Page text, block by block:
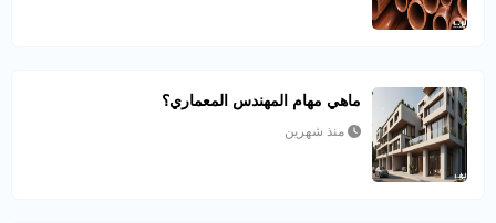
ماهي مهام المهندس المعماري؟
منذ شهرين